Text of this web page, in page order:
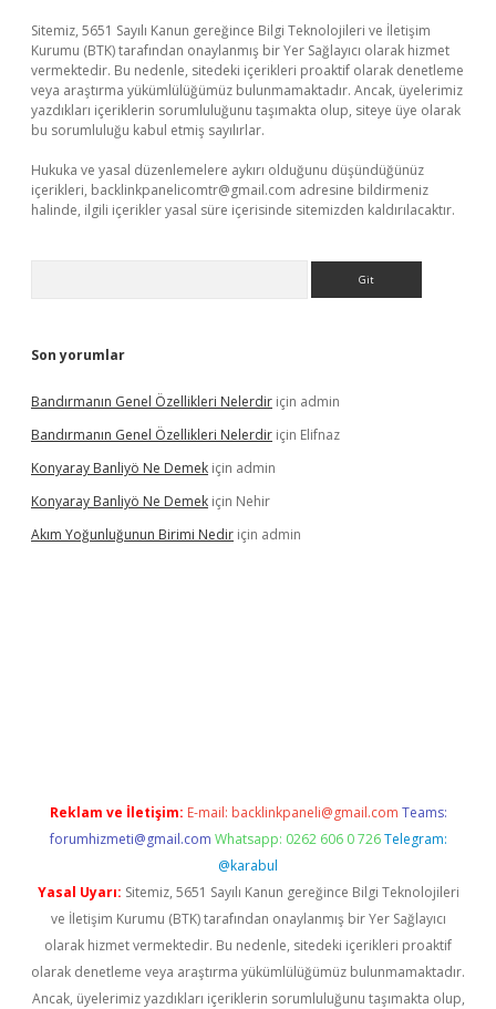
Sitemiz, 5651 Sayılı Kanun gereğince Bilgi Teknolojileri ve İletişim
Kurumu (BTK) tarafından onaylanmış bir Yer Sağlayıcı olarak hizmet
vermektedir. Bu nedenle, sitedeki içerikleri proaktif olarak denetleme
veya araştırma yükümlülüğümüz bulunmamaktadır. Ancak, üyelerimiz
yazdıkları içeriklerin sorumluluğunu taşımakta olup, siteye üye olarak
bu sorumluluğu kabul etmiş sayılırlar.
Hukuka ve yasal düzenlemelere aykırı olduğunu düşündüğünüz
içerikleri, backlinkpanelicomtr@gmail.com adresine bildirmeniz
halinde, ilgili içerikler yasal süre içerisinde sitemizden kaldırılacaktır.
Son yorumlar
Bandırmanın Genel Özellikleri Nelerdir için admin
Bandırmanın Genel Özellikleri Nelerdir için Elifnaz
Konyaray Banliyö Ne Demek için admin
Konyaray Banliyö Ne Demek için Nehir
Akım Yoğunluğunun Birimi Nedir için admin
Reklam ve İletişim: E-mail: backlinkpaneli@gmail.com Teams:
forumhizmeti@gmail.com Whatsapp: 0262 606 0 726 Telegram:
@karabul
Yasal Uyarı: Sitemiz, 5651 Sayılı Kanun gereğince Bilgi Teknolojileri
ve İletişim Kurumu (BTK) tarafından onaylanmış bir Yer Sağlayıcı
olarak hizmet vermektedir. Bu nedenle, sitedeki içerikleri proaktif
olarak denetleme veya araştırma yükümlülüğümüz bulunmamaktadır.
Ancak, üyelerimiz yazdıkları içeriklerin sorumluluğunu taşımakta olup,